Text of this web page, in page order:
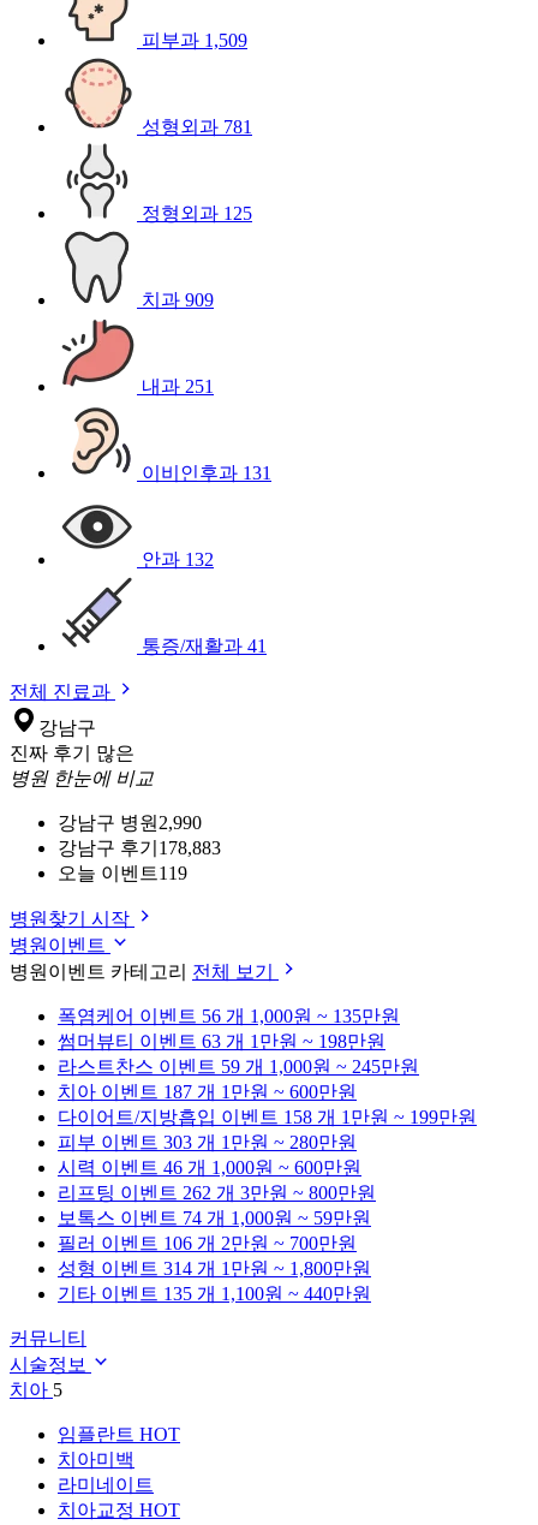
피부과 1,509
성형외과 781
정형외과 125
치과 909
내과 251
이비인후과 131
안과 132
통증/재활과 41
전체 진료과
강남구
진짜 후기 많은
병원 한눈에 비교
강남구 병원 2,990
강남구 후기 178,883
오늘 이벤트119
병원찾기 시작
병원이벤트
병원이벤트 카테고리 전체 보기
폭염케어 이벤트 56 개 1,000원 ~ 135만원
썸머뷰티 이벤트 63 개 1만원 ~ 198만원
라스트찬스 이벤트 59 개 1,000원 ~ 245만원
치아 이벤트 187 개 1만원 ~ 600만원
다이어트/지방흡입 이벤트 158 개 1만원 ~ 199만원
피부 이벤트 303 개 1만원 ~ 280만원
시력 이벤트 46 개 1,000원 ~ 600만원
리프팅 이벤트 262 개 3만원 ~ 800만원
보톡스 이벤트 74 개 1,000원 ~ 59만원
필러 이벤트 106 개 2만원 ~ 700만원
성형 이벤트 314 개 1만원 ~ 1,800만원
기타 이벤트 135 개 1,100원 ~ 440만원
커뮤니티
시술정보
치아 5
임플란트 HOT
치아미백
라미네이트
치아교정 HOT